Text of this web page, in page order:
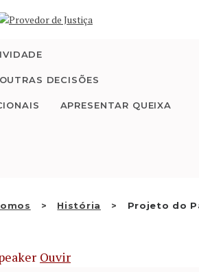
DECISÕES
APRESENTAR QUEIXA
História Projeto do
E
QUEIXA
Ouvir